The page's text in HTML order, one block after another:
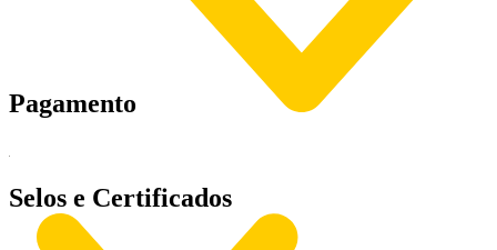
Pagamento
Selos e Certificados